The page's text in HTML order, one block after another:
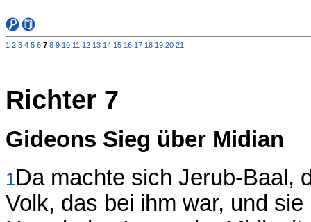
1 2 3 4 5 6 7 8 9 10 11 12 13 14 15 16 17 18 19 20 21
Richter 7
Gideons Sieg über Midian
1Da machte sich Jerub-Baal,
Volk, das bei ihm war, und